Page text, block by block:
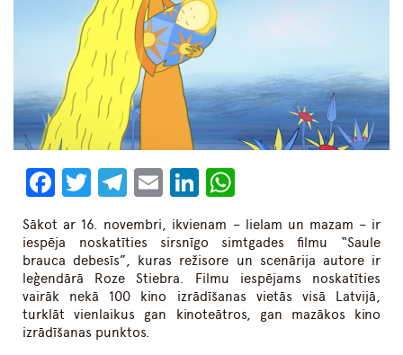
Facebook
Twitter
Telegram
EmailLinkedIn
Sākot ar 16. novembri, ikvienam – lielam un mazam – ir
iespēja noskatīties sirsnīgo simtgades filmu “Saule
brauca debesīs”, kuras režisore un scenārija autore ir
leģendārā Roze Stiebra. Filmu iespējams noskatīties
vairāk nekā 100 kino izrādīšanas vietās visā Latvijā,
turklāt vienlaikus gan kinoteātros, gan mazākos kino
izrādīšanas punktos.